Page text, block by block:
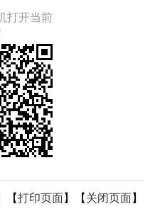
打开当前
【打印页面】【 关闭页面】